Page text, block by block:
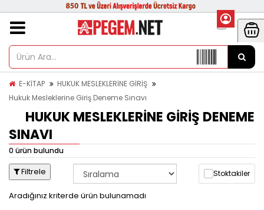
E-KİTAP
HUKUK MESLEKLERİNE GİRİŞ
Hukuk Mesleklerine Giriş Deneme Sınavı
HUKUK MESLEKLERINE GIRIŞ DENEME
SINAVI
0 ürün bulundu
Filtrele Stoktakiler
Aradığınız kriterde ürün bulunamadı